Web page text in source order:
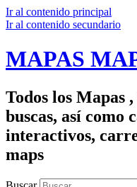
Ir al contenido principal
Ir al contenido secundario
MAPAS
Todos los Mapas
buscas, así como
interactivos,
maps